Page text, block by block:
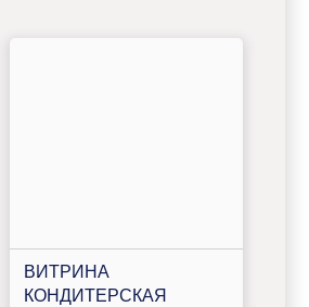
ВИТРИНА
КОНДИТЕРСКАЯ